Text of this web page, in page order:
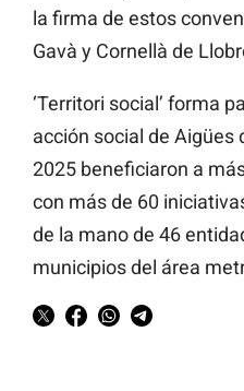
la firma de estos
Gavà y Cornellà de
‘Territori social’ forma
acción social de Aigües
2025 beneficiaron a
con más de 60
de la mano de 46
municipios del área